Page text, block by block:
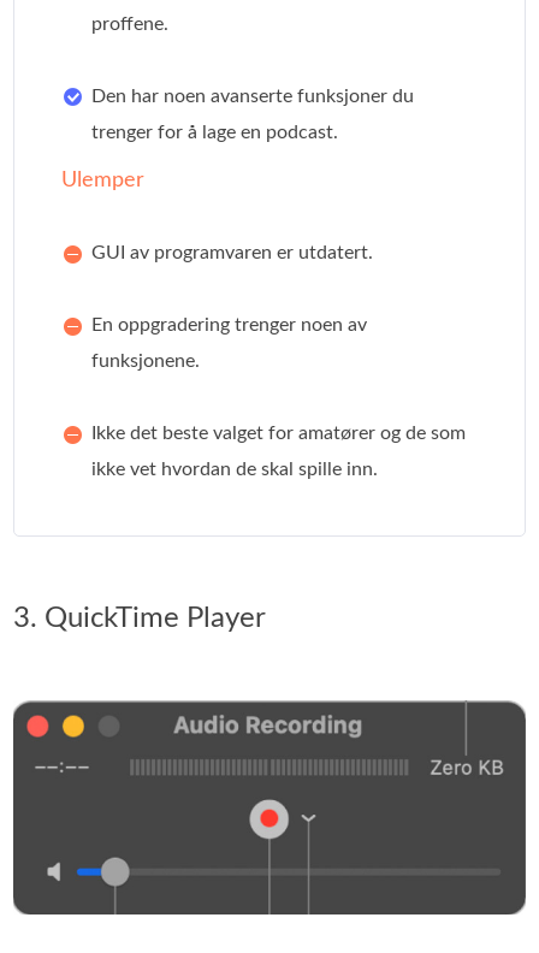
proffene.
Den har noen avanserte funksjoner du
trenger for å lage en podcast.
Ulemper
GUI av programvaren er utdatert.
En oppgradering trenger noen av
funksjonene.
Ikke det beste valget for amatører og de som
ikke vet hvordan de skal spille inn.
3. QuickTime Player